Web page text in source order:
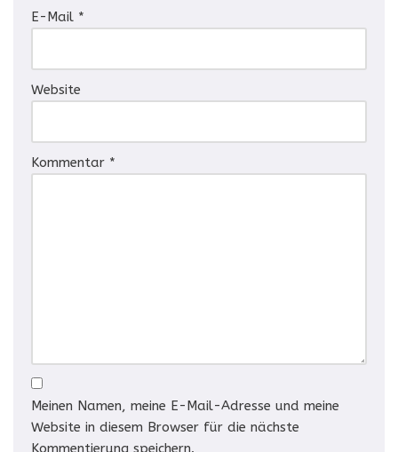
E-Mail *
Website
Kommentar *
Meinen Namen, meine E-Mail-Adresse und meine
Website in diesem Browser für die nächste
Kommentierung speichern.